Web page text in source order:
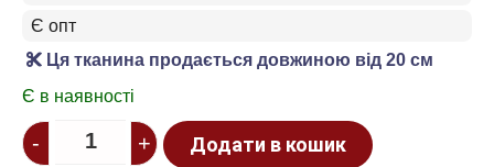
Є опт
Ця тканина продається довжиною від 20 см
Є в наявності
Quantity
- + Додати в кошик